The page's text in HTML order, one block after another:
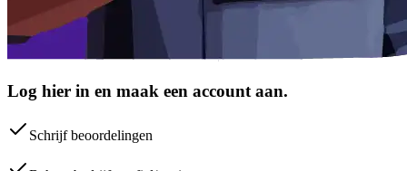
Log hier in en maak een account aan.
Schrijf beoordelingen